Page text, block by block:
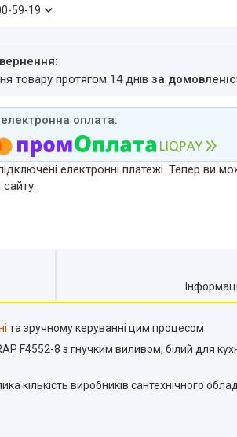
59-19
товару протягом 14 днів за
електронні платежі. Тепер ви
та зручному керуванні цим процесом
F4552-8 з гнучким виливом, білий для
кількість виробників сантехнічного